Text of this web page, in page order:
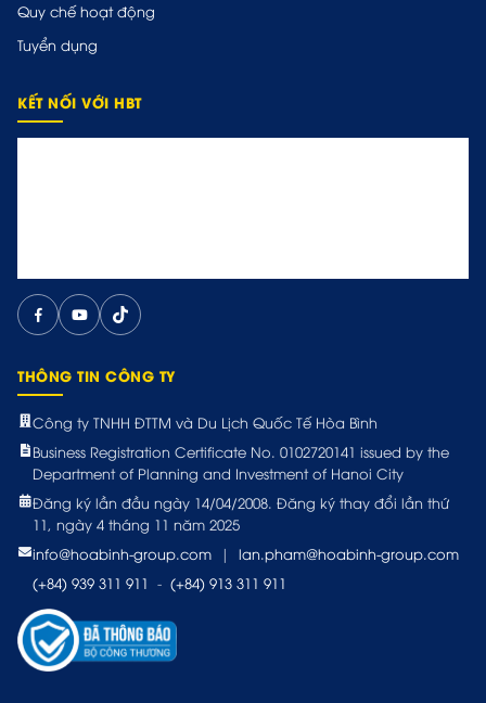
Quy chế hoạt động
Tuyển dụng
KẾT NỐI VỚI HBT
THÔNG TIN CÔNG TY
Công ty TNHH ĐTTM và Du Lịch Quốc Tế Hòa Bình
Business Registration Certificate No. 0102720141 issued by the
Department of Planning and Investment of Hanoi City
Đăng ký lần đầu ngày 14/04/2008. Đăng ký thay đổi lần thứ
11, ngày 4 tháng 11 năm 2025
info@hoabinh-group.com
|
lan.pham@hoabinh-group.com
(+84) 939 311 911 - (+84) 913 311 911